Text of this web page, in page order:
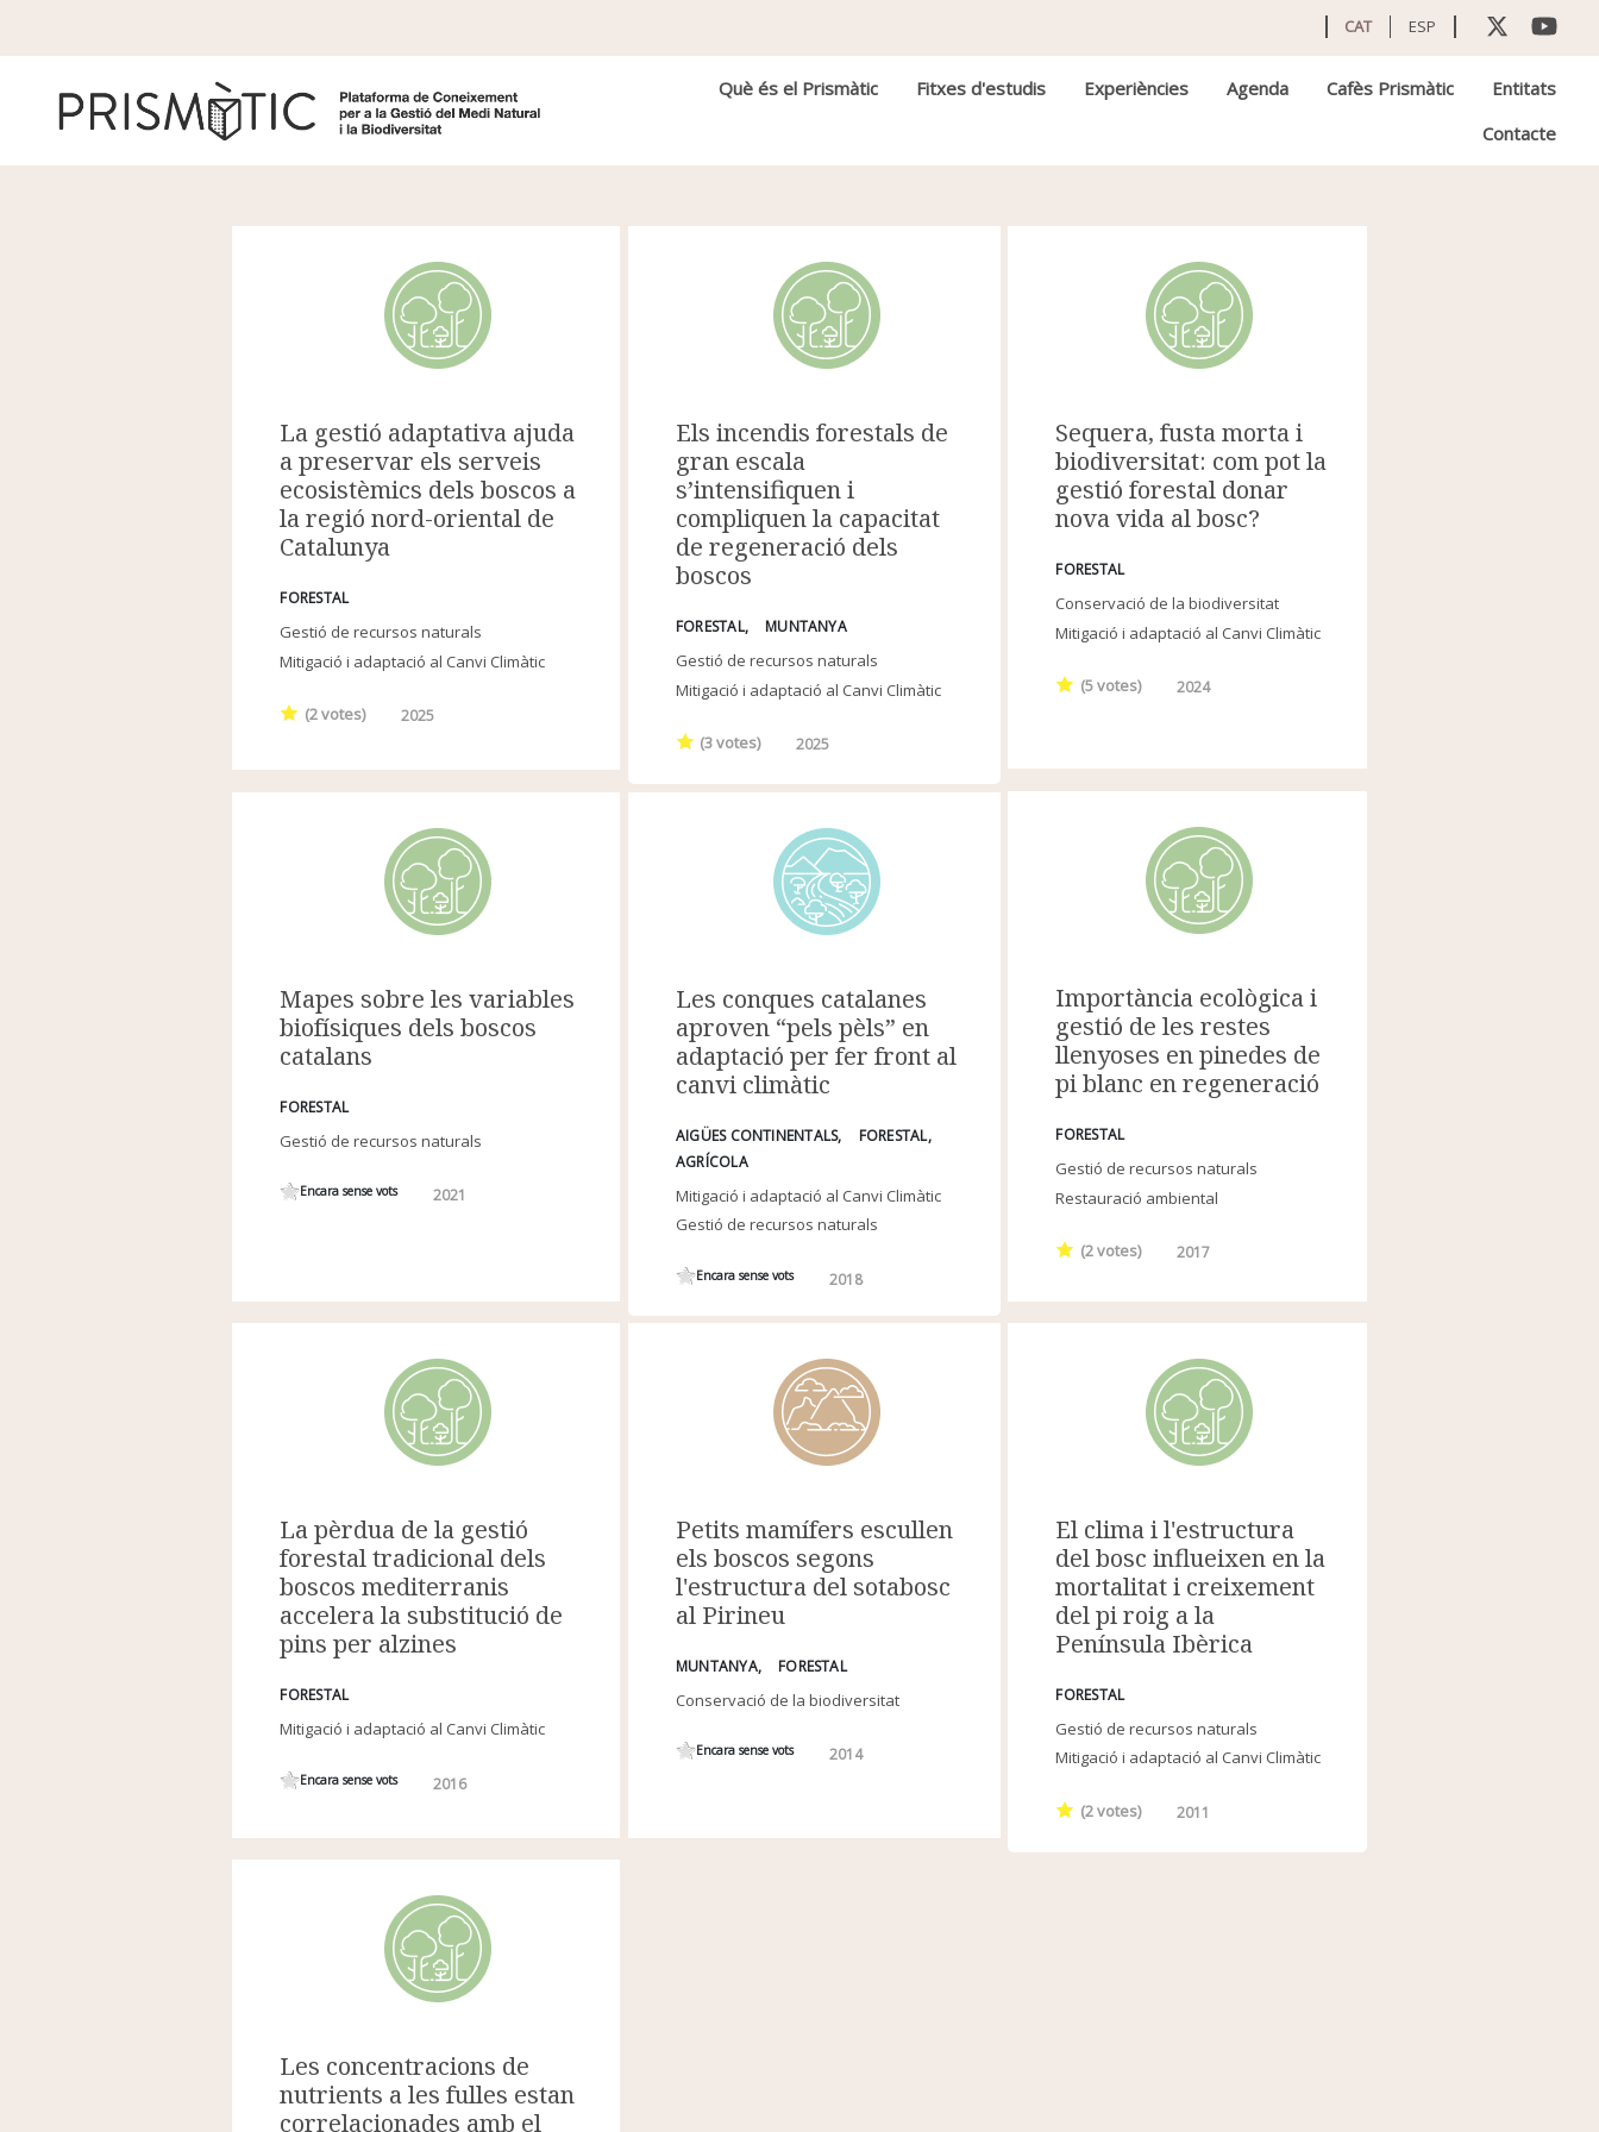
CAT ESP
Navegació principal
Què és el Prismàtic Fitxes d'estudis Experiències Agenda Cafès Prismàtic
Entitats
Contacte
La gestió adaptativa ajuda
a preservar els serveis
ecosistèmics dels boscos a
la regió nord-oriental de
Catalunya
FORESTAL
Gestió de recursos naturals
Mitigació i adaptació al Canvi Climàtic
(2votes) 2025
Els incendis forestals de
gran escala
s’intensifiquen i
compliquen la capacitat
de regeneració dels
boscos
FORESTAL MUNTANYA
Gestió de recursos naturals
Mitigació i adaptació al Canvi Climàtic
(3votes) 2025
Sequera, fusta morta i
biodiversitat: com pot la
gestió forestal donar
nova vida al bosc?
FORESTAL
Conservació de la biodiversitat
Mitigació i adaptació al Canvi Climàtic
(5votes) 2024
Mapes sobre les variables
biofísiques dels boscos
catalans
FORESTAL
Gestió de recursos naturals
Encara sense vots 2021
Les conques catalanes
aproven “pels pèls” en
adaptació per fer front al
canvi climàtic
AIGÜES CONTINENTALS
FORESTAL
AGRÍCOLA
Mitigació i adaptació al Canvi Climàtic
Gestió de recursos naturals
Encara sense vots 2018
Importància ecològica i
gestió de les restes
llenyoses en pinedes de
pi blanc en regeneració
FORESTAL
Gestió de recursos naturals
Restauració ambiental
(2votes) 2017
La pèrdua de la gestió
forestal tradicional dels
boscos mediterranis
accelera la substitució de
pins per alzines
FORESTAL
Mitigació i adaptació al Canvi Climàtic
Encara sense vots 2016
Petits mamífers escullen
els boscos segons
l'estructura del sotabosc
al Pirineu
MUNTANYA FORESTAL
Conservació de la biodiversitat
Encara sense vots 2014
El clima i l'estructura
del bosc influeixen en la
mortalitat i creixement
del pi roig a la
Península Ibèrica
FORESTAL
Gestió de recursos naturals
Mitigació i adaptació al Canvi Climàtic
(2votes) 2011
Les concentracions de
nutrients a les fulles estan
correlacionades amb el